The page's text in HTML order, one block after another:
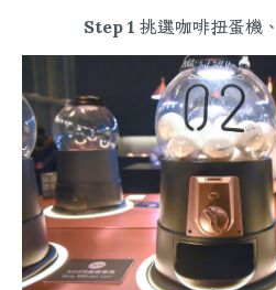
Step 1 挑選咖啡扭蛋機